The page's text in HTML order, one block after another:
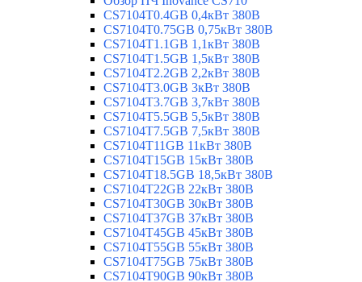
CS7104T0.4GB 0,4кВт 380В
CS7104T0.75GB 0,75кВт 380В
CS7104T1.1GB 1,1кВт 380В
CS7104T1.5GB 1,5кВт 380В
CS7104T2.2GB 2,2кВт 380В
CS7104T3.0GB 3кВт 380В
CS7104T3.7GB 3,7кВт 380В
CS7104T5.5GB 5,5кВт 380В
CS7104T7.5GB 7,5кВт 380В
CS7104T11GB 11кВт 380В
CS7104T15GB 15кВт 380В
CS7104T18.5GB 18,5кВт 380В
CS7104T22GB 22кВт 380В
CS7104T30GB 30кВт 380В
CS7104T37GB 37кВт 380В
CS7104T45GB 45кВт 380В
CS7104T55GB 55кВт 380В
CS7104T75GB 75кВт 380В
CS7104T90GB 90кВт 380В